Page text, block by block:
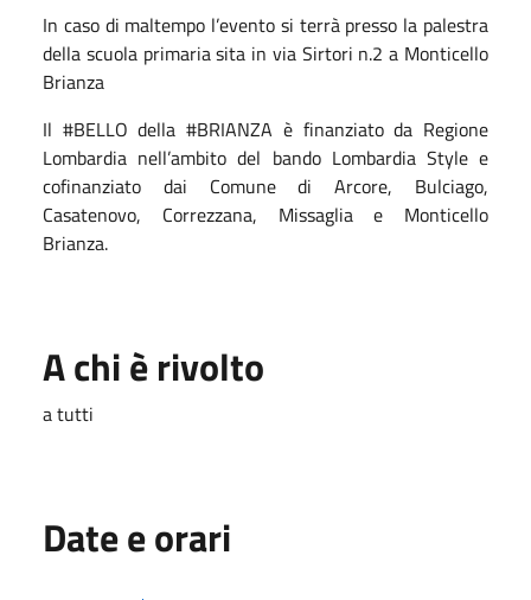
In caso di maltempo l’evento si terrà presso la palestra
della scuola primaria sita in via Sirtori n.2 a Monticello
Brianza
Il #BELLO della #BRIANZA è finanziato da Regione
Lombardia nell’ambito del bando Lombardia Style e
cofinanziato dai Comune di Arcore, Bulciago,
Casatenovo, Correzzana, Missaglia e Monticello
Brianza.
A chi è rivolto
a tutti
Date e orari